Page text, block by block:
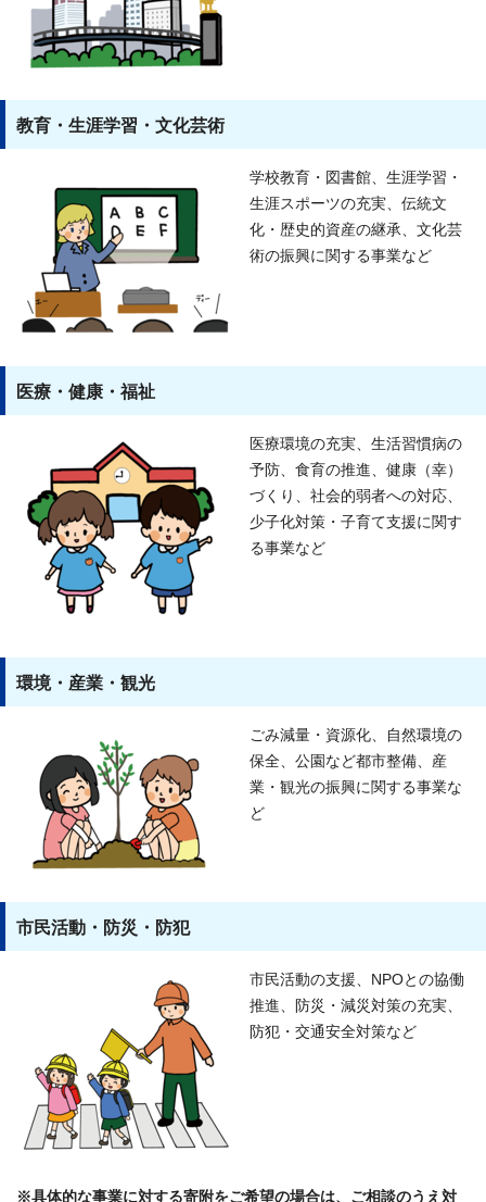
教育・生涯学習・文化芸術
学校教育・図書館、生涯学習・
生涯スポーツの充実、伝統文
化・歴史的資産の継承、文化芸
術の振興に関する事業など
医療・健康・福祉
医療環境の充実、生活習慣病の
予防、食育の推進、健康（幸）
づくり、社会的弱者への対応、
少子化対策・子育て支援に関す
る事業など
環境・産業・観光
ごみ減量・資源化、自然環境の
保全、公園など都市整備、産
業・観光の振興に関する事業な
ど
市民活動・防災・防犯
市民活動の支援、NPOとの協働
推進、防災・減災対策の充実、
防犯・交通安全対策など
※具体的な事業に対する寄附をご希望の場合は、ご相談のうえ対